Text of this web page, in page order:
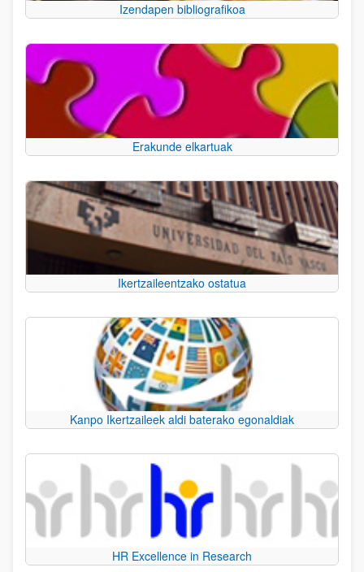
Izendapen bibliografikoa
Erakunde elkartuak
Ikertzaileentzako ostatua
Kanpo Ikertzaileek aldi baterako egonaldiak
HR Excellence in Research